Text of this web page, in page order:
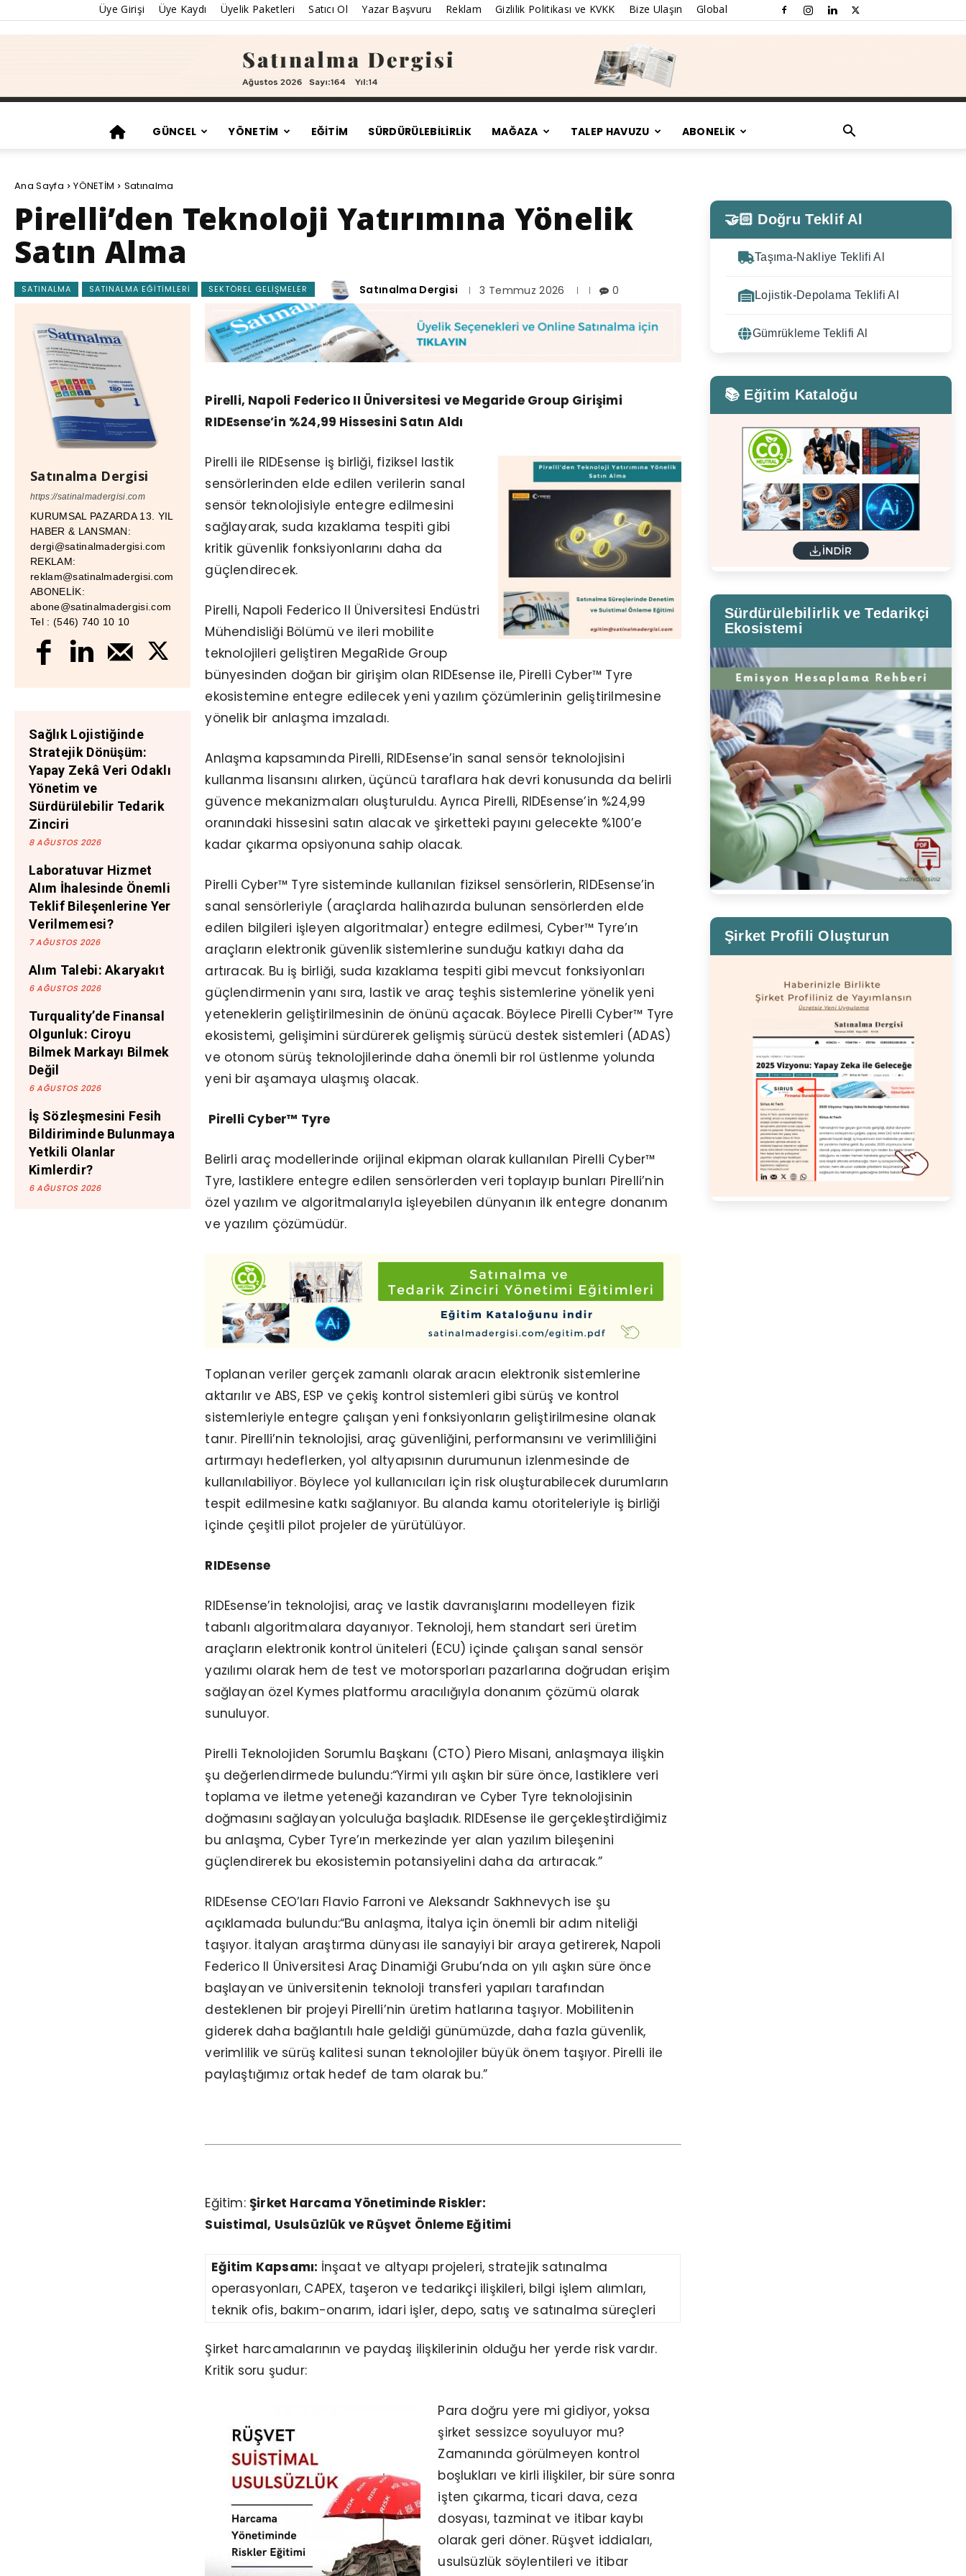
Üye Girişi Üye Kaydı Üyelik Paketleri Satıcı Ol Yazar Başvuru Reklam Gizlilik Politikası ve KVKK Bize Ulaşın Global
GÜNCEL YÖNETİM EĞİTİM SÜRDÜRÜLEBILIRLIK MAĞAZA TALEP HAVUZU ABONELİK
Ana Sayfa YÖNETİM Satınalma
Pirelli’den Teknoloji Yatırımına Yönelik
Satın Alma
SATINALMA SATINALMA EĞITIMLERI SEKTÖREL GELIŞMELER Satınalma Dergisi 3 Temmuz 2026 0
Satınalma Dergisi
https://satinalmadergisi.com
KURUMSAL PAZARDA 13. YIL
HABER & LANSMAN:
dergi@satinalmadergisi.com
REKLAM:
reklam@satinalmadergisi.com
ABONELİK:
abone@satinalmadergisi.com
Tel : (546) 740 10 10
Sağlık Lojistiğinde
Stratejik Dönüşüm:
Yapay Zekâ Veri Odaklı
Yönetim ve
Sürdürülebilir Tedarik
Zinciri
8 AĞUSTOS 2026
Laboratuvar Hizmet
Alım İhalesinde Önemli
Teklif Bileşenlerine Yer
Verilmemesi?
7 AĞUSTOS 2026
Alım Talebi: Akaryakıt
6 AĞUSTOS 2026
Turquality’de Finansal
Olgunluk: Ciroyu
Bilmek Markayı Bilmek
Değil
6 AĞUSTOS 2026
İş Sözleşmesini Fesih
Bildiriminde Bulunmaya
Yetkili Olanlar
Kimlerdir?
6 AĞUSTOS 2026
Pirelli, Napoli Federico II Üniversitesi ve Megaride Group Girişimi
RIDEsense’in %24,99 Hissesini Satın Aldı
Pirelli ile RIDEsense iş birliği, fiziksel lastik
sensörlerinden elde edilen verilerin sanal
sensör teknolojisiyle entegre edilmesini
sağlayarak, suda kızaklama tespiti gibi
kritik güvenlik fonksiyonlarını daha da
güçlendirecek.
Pirelli, Napoli Federico II Üniversitesi Endüstri
Mühendisliği Bölümü ve ileri mobilite
teknolojileri geliştiren MegaRide Group
bünyesinden doğan bir girişim olan RIDEsense ile, Pirelli Cyber™ Tyre
ekosistemine entegre edilecek yeni yazılım çözümlerinin geliştirilmesine
yönelik bir anlaşma imzaladı.
Anlaşma kapsamında Pirelli, RIDEsense’in sanal sensör teknolojisini
kullanma lisansını alırken, üçüncü taraflara hak devri konusunda da belirli
güvence mekanizmaları oluşturuldu. Ayrıca Pirelli, RIDEsense’in %24,99
oranındaki hissesini satın alacak ve şirketteki payını gelecekte %100’e
kadar çıkarma opsiyonuna sahip olacak.
Pirelli Cyber™ Tyre sisteminde kullanılan fiziksel sensörlerin, RIDEsense’in
sanal sensörleriyle (araçlarda halihazırda bulunan sensörlerden elde
edilen bilgileri işleyen algoritmalar) entegre edilmesi, Cyber™ Tyre’ın
araçların elektronik güvenlik sistemlerine sunduğu katkıyı daha da
artıracak. Bu iş birliği, suda kızaklama tespiti gibi mevcut fonksiyonları
güçlendirmenin yanı sıra, lastik ve araç teşhis sistemlerine yönelik yeni
yeteneklerin geliştirilmesinin de önünü açacak. Böylece Pirelli Cyber™ Tyre
ekosistemi, gelişimini sürdürerek gelişmiş sürücü destek sistemleri (ADAS)
ve otonom sürüş teknolojilerinde daha önemli bir rol üstlenme yolunda
yeni bir aşamaya ulaşmış olacak.
Pirelli Cyber™ Tyre
Belirli araç modellerinde orijinal ekipman olarak kullanılan Pirelli Cyber™
Tyre, lastiklere entegre edilen sensörlerden veri toplayıp bunları Pirelli’nin
özel yazılım ve algoritmalarıyla işleyebilen dünyanın ilk entegre donanım
ve yazılım çözümüdür.
Toplanan veriler gerçek zamanlı olarak aracın elektronik sistemlerine
aktarılır ve ABS, ESP ve çekiş kontrol sistemleri gibi sürüş ve kontrol
sistemleriyle entegre çalışan yeni fonksiyonların geliştirilmesine olanak
tanır. Pirelli’nin teknolojisi, araç güvenliğini, performansını ve verimliliğini
artırmayı hedeflerken, yol altyapısının durumunun izlenmesinde de
kullanılabiliyor. Böylece yol kullanıcıları için risk oluşturabilecek durumların
tespit edilmesine katkı sağlanıyor. Bu alanda kamu otoriteleriyle iş birliği
içinde çeşitli pilot projeler de yürütülüyor.
RIDEsense
RIDEsense’in teknolojisi, araç ve lastik davranışlarını modelleyen fizik
tabanlı algoritmalara dayanıyor. Teknoloji, hem standart seri üretim
araçların elektronik kontrol üniteleri (ECU) içinde çalışan sanal sensör
yazılımı olarak hem de test ve motorsporları pazarlarına doğrudan erişim
sağlayan özel Kymes platformu aracılığıyla donanım çözümü olarak
sunuluyor.
Pirelli Teknolojiden Sorumlu Başkanı (CTO) Piero Misani, anlaşmaya ilişkin
şu değerlendirmede bulundu:“Yirmi yılı aşkın bir süre önce, lastiklere veri
toplama ve iletme yeteneği kazandıran ve Cyber Tyre teknolojisinin
doğmasını sağlayan yolculuğa başladık. RIDEsense ile gerçekleştirdiğimiz
bu anlaşma, Cyber Tyre’ın merkezinde yer alan yazılım bileşenini
güçlendirerek bu ekosistemin potansiyelini daha da artıracak.”
RIDEsense CEO’ları Flavio Farroni ve Aleksandr Sakhnevych ise şu
açıklamada bulundu:“Bu anlaşma, İtalya için önemli bir adım niteliği
taşıyor. İtalyan araştırma dünyası ile sanayiyi bir araya getirerek, Napoli
Federico II Üniversitesi Araç Dinamiği Grubu’nda on yılı aşkın süre önce
başlayan ve üniversitenin teknoloji transferi yapıları tarafından
desteklenen bir projeyi Pirelli’nin üretim hatlarına taşıyor. Mobilitenin
giderek daha bağlantılı hale geldiği günümüzde, daha fazla güvenlik,
verimlilik ve sürüş kalitesi sunan teknolojiler büyük önem taşıyor. Pirelli ile
paylaştığımız ortak hedef de tam olarak bu.”
Eğitim: Şirket Harcama Yönetiminde Riskler:
Suistimal, Usulsüzlük ve Rüşvet Önleme Eğitimi
Eğitim Kapsamı: İnşaat ve altyapı projeleri, stratejik satınalma
operasyonları, CAPEX, taşeron ve tedarikçi ilişkileri, bilgi işlem alımları,
teknik ofis, bakım-onarım, idari işler, depo, satış ve satınalma süreçleri
Şirket harcamalarının ve paydaş ilişkilerinin olduğu her yerde risk vardır.
Kritik soru şudur:
Para doğru yere mi gidiyor, yoksa
şirket sessizce soyuluyor mu?
Zamanında görülmeyen kontrol
boşlukları ve kirli ilişkiler, bir süre sonra
işten çıkarma, ticari dava, ceza
dosyası, tazminat ve itibar kaybı
olarak geri döner. Rüşvet iddiaları,
usulsüzlük söylentileri ve itibar
🤝🏻 Doğru Teklif Al
Taşıma-Nakliye Teklifi Al
Lojistik-Depolama Teklifi Al
Gümrükleme Teklifi Al
📚 Eğitim Kataloğu
Sürdürülebilirlik ve Tedarikçi
Ekosistemi
Şirket Profili Oluşturun